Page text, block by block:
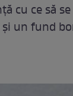
cu ce să
un fund